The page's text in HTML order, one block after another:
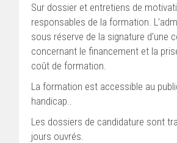
Sur dossier et entretiens de
responsables de la formation.
sous réserve de la signature d’une
concernant le financement et la
coût de formation.
La formation est accessible au
handicap..
Les dossiers de candidature sont
jours ouvrés.